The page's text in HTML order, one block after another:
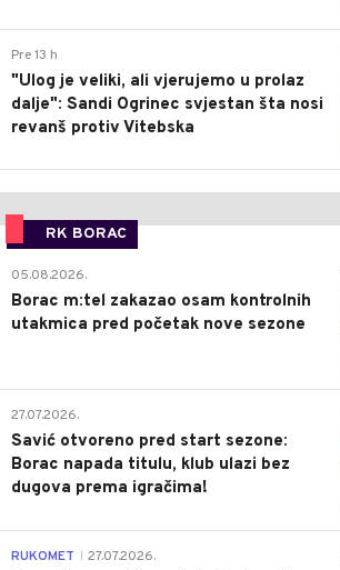
Pre 13 h
"Ulog je veliki, ali vjerujemo u prolaz
dalje": Sandi Ogrinec svjestan šta nosi
revanš protiv Vitebska
RK BORAC
05.08.2026.
Borac m:tel zakazao osam kontrolnih
utakmica pred početak nove sezone
27.07.2026.
Savić otvoreno pred start sezone:
Borac napada titulu, klub ulazi bez
dugova prema igračima!
RUKOMET 27.07.2026.